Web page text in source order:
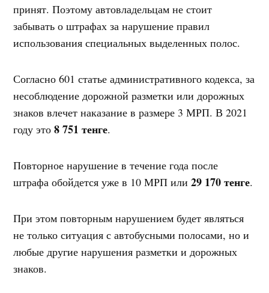
принят. Поэтому автовладельцам не стоит
забывать о штрафах за нарушение правил
использования специальных выделенных полос.
Согласно 601 статье административного кодекса, за
несоблюдение дорожной разметки или дорожных
знаков влечет наказание в размере 3 МРП. В 2021
году это 8 751 тенге.
Повторное нарушение в течение года после
штрафа обойдется уже в 10 МРП или 29 170 тенге.
При этом повторным нарушением будет являться
не только ситуация с автобусными полосами, но и
любые другие нарушения разметки и дорожных
знаков.